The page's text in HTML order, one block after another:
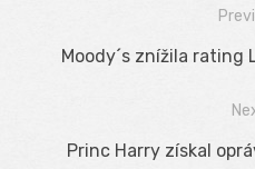
Navigácia
Previous
Moody´s znížila rating
NextPrinc Harry získal